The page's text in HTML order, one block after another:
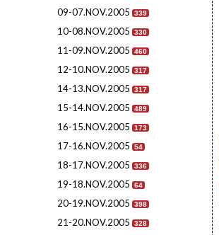
09-07.NOV.2005 339
10-08.NOV.2005 330
11-09.NOV.2005 460
12-10.NOV.2005 317
14-13.NOV.2005 317
15-14.NOV.2005 489
16-15.NOV.2005 173
17-16.NOV.2005 54
18-17.NOV.2005 336
19-18.NOV.2005 64
20-19.NOV.2005 398
21-20.NOV.2005 328